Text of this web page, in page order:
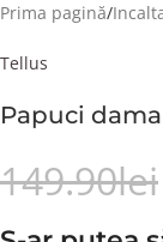
Prima pagină
Tellus
Papuci dama
149.90Lei